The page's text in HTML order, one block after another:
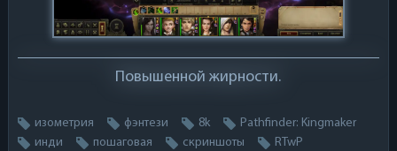
Повышенной жирности.
изометрия фэнтези 8k
Pathfinder: Kingmaker
инди
пошаговая скриншоты
RTwP